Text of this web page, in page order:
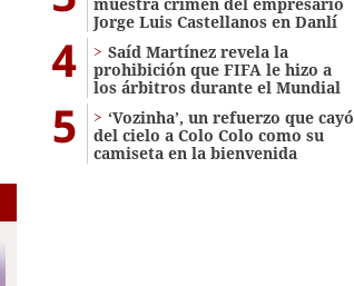
muestra crimen del empresario
Jorge Luis Castellanos en Danlí
4
Saíd Martínez revela la
prohibición que FIFA le hizo a
los árbitros durante el Mundial
5
‘Vozinha’, un refuerzo que cayó
del cielo a Colo Colo como su
camiseta en la bienvenida